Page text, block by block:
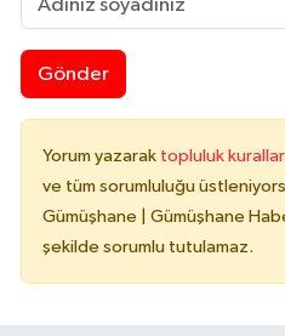
Gönder
Yorum yazarak topluluk
ve tüm sorumluluğu
Gümüşhane | Gümüşhane
şekilde sorumlu tutulamaz.